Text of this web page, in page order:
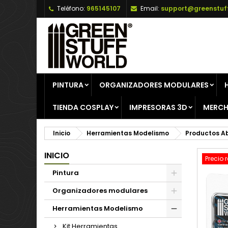
Teléfono: 965145107 Email:
PINTURA ORGANIZADORES MODULARES
TIENDA COSPLAY IMPRESORAS 3D
Inicio Herramientas Modelismo Productos
INICIO
Pintura
Organizadores modulares
Herramientas Modelismo
Precio